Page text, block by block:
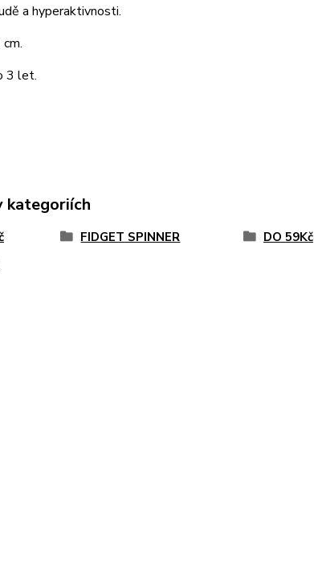
a hyperaktivnosti.
3 let.
kategoriích
FIDGET SPINNER DO 59Kč